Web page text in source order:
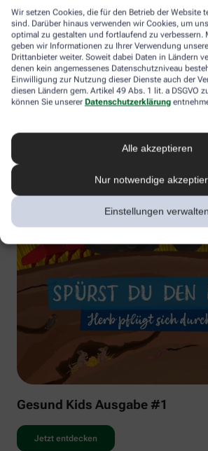
Wir setzen Cookies, die für den Betrieb der Website
sind. Darüber hinaus verwenden wir Cookies, um
optimal zu gestalten und fortlaufend zu verbessern.
geben wir Informationen zu Ihrer Verwendung
Drittanbieter weiter. Soweit dabei Daten in Ländern
denen kein angemessenes Datenschutzniveau
Einwilligung zur Nutzung dieser Dienste auch der
diesen Ländern gem. Artikel 49 Abs. 1 lit. a DSGVO
können Sie unserer Datenschutzerklärung
Alle akzeptieren
Nur notwendige
Einstellungen verwalten
Gesund Kids Ausgabe #1
Jetzt entdecken